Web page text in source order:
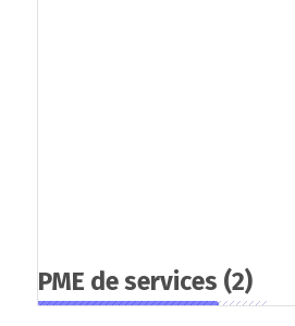
PME de services (2)